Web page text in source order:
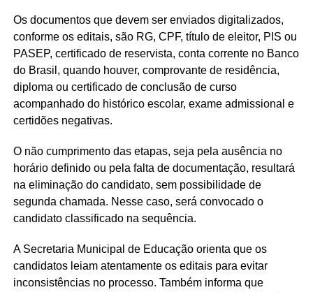
Os documentos que devem ser enviados digitalizados,
conforme os editais, são RG, CPF, título de eleitor, PIS ou
PASEP, certificado de reservista, conta corrente no Banco
do Brasil, quando houver, comprovante de residência,
diploma ou certificado de conclusão de curso
acompanhado do histórico escolar, exame admissional e
certidões negativas.
O não cumprimento das etapas, seja pela ausência no
horário definido ou pela falta de documentação, resultará
na eliminação do candidato, sem possibilidade de
segunda chamada. Nesse caso, será convocado o
candidato classificado na sequência.
A Secretaria Municipal de Educação orienta que os
candidatos leiam atentamente os editais para evitar
inconsistências no processo. Também informa que